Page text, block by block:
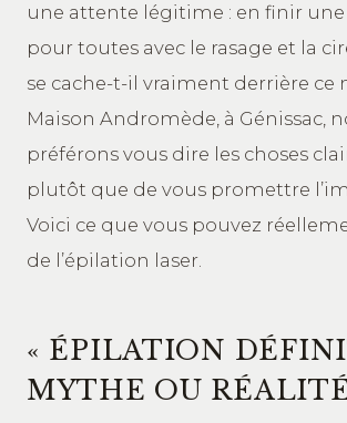
une attente légitime : en finir
pour toutes avec le rasage et la
se cache-t-il vraiment derrière ce
Maison Andromède, à Génissac,
préférons vous dire les choses
plutôt que de vous promettre
Voici ce que vous pouvez
de l’épilation laser.
« ÉPILATION
MYTHE OU